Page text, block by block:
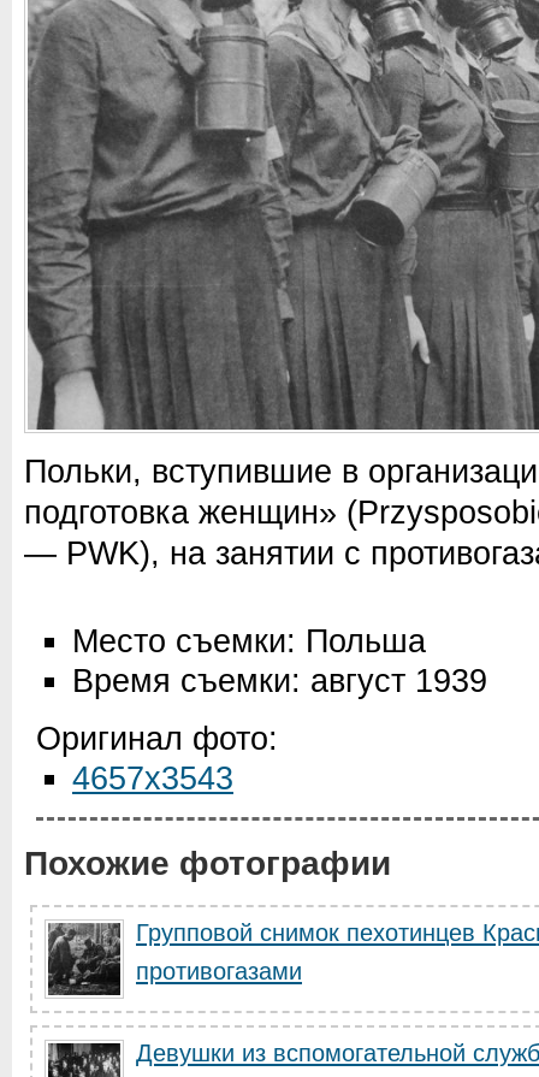
Польки, вступившие в
подготовка женщин»
— PWK), на занятии с
Место съемки: Польша
Время съемки: август 1939
Оригинал фото:
4657x3543
Похожие фотографии
Групповой снимок пехотинцев
противогазами
Девушки из вспомогательной